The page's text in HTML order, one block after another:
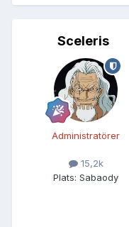
Sceleris
Administratörer
15,2k
Plats: Sabaody